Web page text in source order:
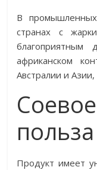
В
странах с
благоприятным
африканском
Австралии и
Продукт имеет